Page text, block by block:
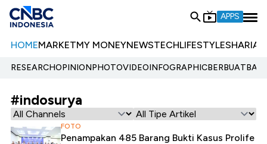
APPS
HOMEMARKETMY MONEYNEWSTECHLIFESTYLESHARIA
RESEARCHOPINIONPHOTOVIDEOINFOGRAPHIC
#indosurya
FOTO
Penampakan 485 Barang Bukti Kasus Prolife